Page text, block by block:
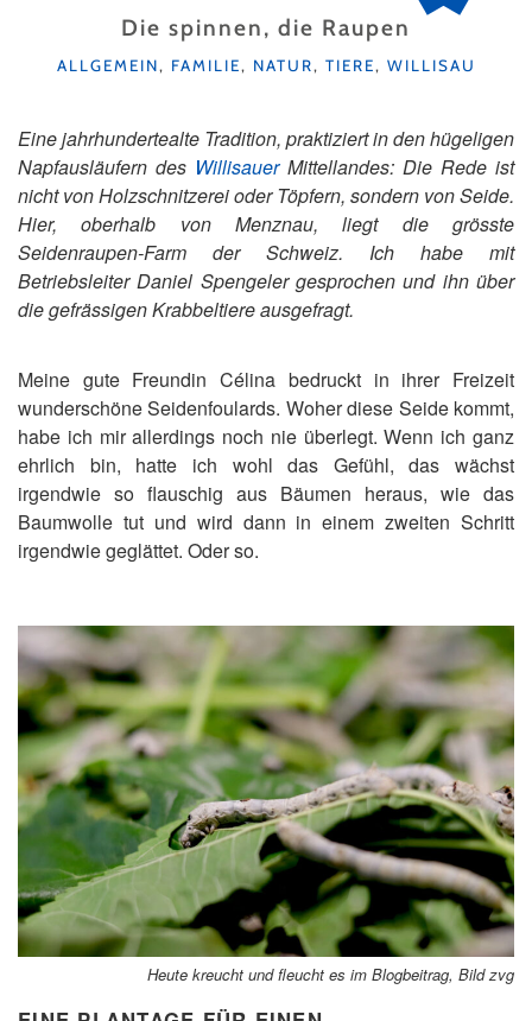
Die spinnen, die Raupen
KATEGORIEN
ALLGEMEIN, FAMILIE, NATUR, TIERE, WILLISAU
Eine jahrhundertealte Tradition, praktiziert in den hügeligen
Napfausläufern des WillisauerMittellandes: Die Rede ist
nicht von Holzschnitzerei oder Töpfern, sondern von Seide.
Hier, oberhalb von Menznau, liegt die grösste
Seidenraupen-Farm der Schweiz. Ich habe mit
Betriebsleiter Daniel Spengeler gesprochen und ihn über
die gefrässigen Krabbeltiere ausgefragt.
Meine gute Freundin Célina bedruckt in ihrer Freizeit
wunderschöne Seidenfoulards. Woher diese Seide kommt,
habe ich mir allerdings noch nie überlegt. Wenn ich ganz
ehrlich bin, hatte ich wohl das Gefühl, das wächst
irgendwie so flauschig aus Bäumen heraus, wie das
Baumwolle tut und wird dann in einem zweiten Schritt
irgendwie geglättet. Oder so.
Heute kreucht und fleucht es im Blogbeitrag, Bild zvg